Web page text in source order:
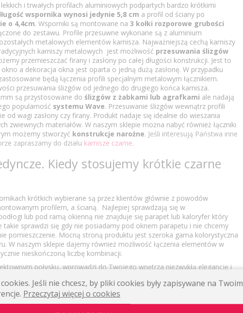
i trwałych profilach aluminiowych podpartych bardzo krótkimi
wspornika wynosi jedynie 5,8 cm a profil od ściany po
o 4,4cm. Wsporniki są montowane na 3 kołki rozporowe grubości
do zestawu. Profile przesuwne wykonane są z aluminium
metalowych elementów karnisza. Najważniejszą cechą karniszy
karniszy metalowych jest możliwość przesuwania ślizgów
przemieszczać firany i zasłony po całej długości konstrukcji. Jest to
a dekoracja okna jest oparta o jedną dużą zasłonę. W przypadku
będą łączenia profili specjalnym metalowym łącznikiem.
przesuwania ślizgów od jednego do drugiego końca karnisza.
są przystosowane do ślizgów z żabkami lub agrafkami ale nadają
popularność systemu Wave. Przesuwanie ślizgów wewnątrz profili
od wagi zasłony czy firany. Produkt nadaje się idealnie do wieszania
zwiewnych materiałów. W naszym sklepie można nabyć również łączniki
możemy stworzyć konstrukcje narożne. Jeśli interesują Państwa inne
zapraszamy do działu karnisze czarne.
Kiedy stosujemy krótkie czarne
krótkich wybierane są przez klientów głównie z powodów
profilem, a ścianą. Najlepiej sprawdzają się w
lub pod ramą okienną nie znajduje się parapet lub kaloryfer który
takie sprawdzi się gdy nie posiadamy pod oknem parapetu i nie chcemy
pomieszczenie. Mocną stroną produktu jest szeroka gama kolorystyczna
W naszym sklepie dajemy również możliwość łączenia elementów w
nieskończoną liczbę kombinacji.
połysku, wprowadzi do Twojego wnętrza niezwykłą elegancję i
sprawia, że staje się on głównym punktem zainteresowania, nadając
ten emanuje siłą i mocą, która idealnie współgra z
wnętrzami. Jego czarny połyskujący wygląd odbija światło
który przyciąga wzrok i dodaje charakteru każdemu
Jeśli nie chcesz, by pliki cookies były zapisywane na Twoim
Przeczytaj więcej o cookies